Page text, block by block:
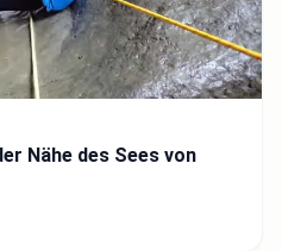
Nähe des Sees von